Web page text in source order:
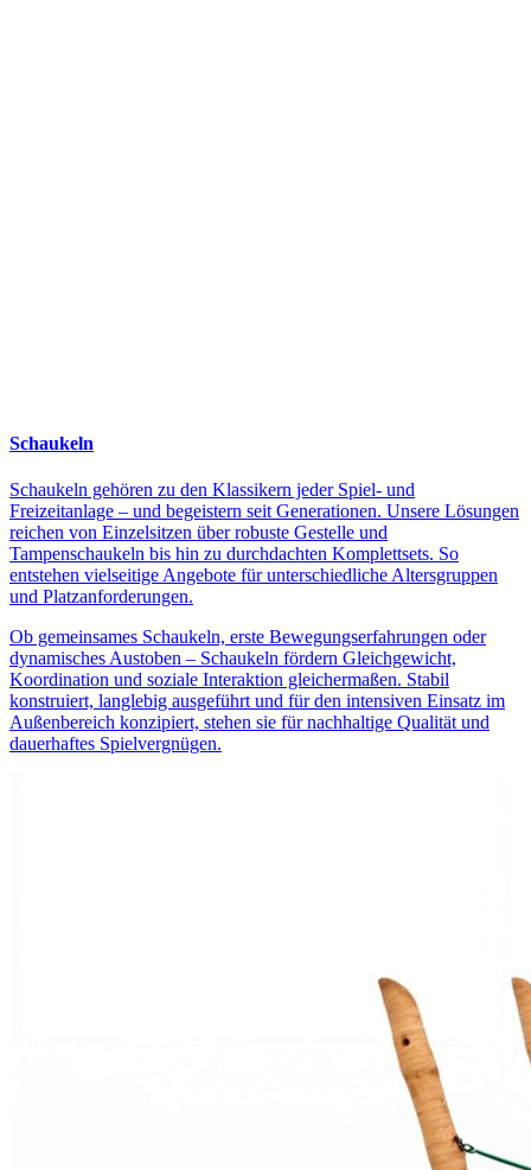
Schaukeln
Schaukeln gehören zu den Klassikern jeder Spiel- und
Freizeitanlage – und begeistern seit Generationen. Unsere Lösungen
reichen von Einzelsitzen über robuste Gestelle und
Tampenschaukeln bis hin zu durchdachten Komplettsets. So
entstehen vielseitige Angebote für unterschiedliche Altersgruppen
und Platzanforderungen.
Ob gemeinsames Schaukeln, erste Bewegungserfahrungen oder
dynamisches Austoben – Schaukeln fördern Gleichgewicht,
Koordination und soziale Interaktion gleichermaßen. Stabil
konstruiert, langlebig ausgeführt und für den intensiven Einsatz im
Außenbereich konzipiert, stehen sie für nachhaltige Qualität und
dauerhaftes Spielvergnügen.